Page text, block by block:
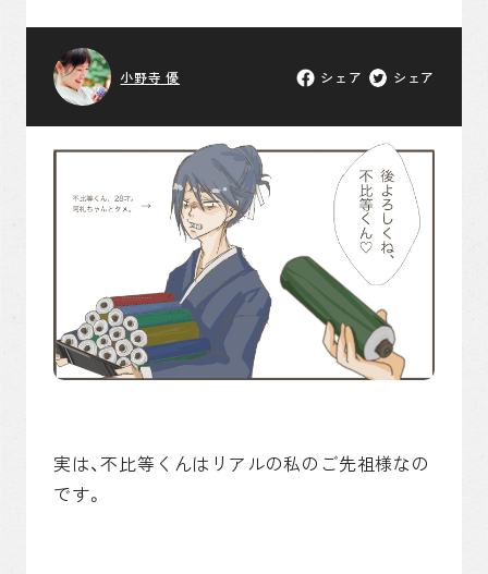
そもそも古事記とは
月間約50万PVを記録！当サイト代表が運営する古事記
をキャラ萌えしながら楽しめる読み物コンテンツです。
小野寺 優 シェア シェア
実は、不比等くんはリアルの私のご先祖様なの
です。